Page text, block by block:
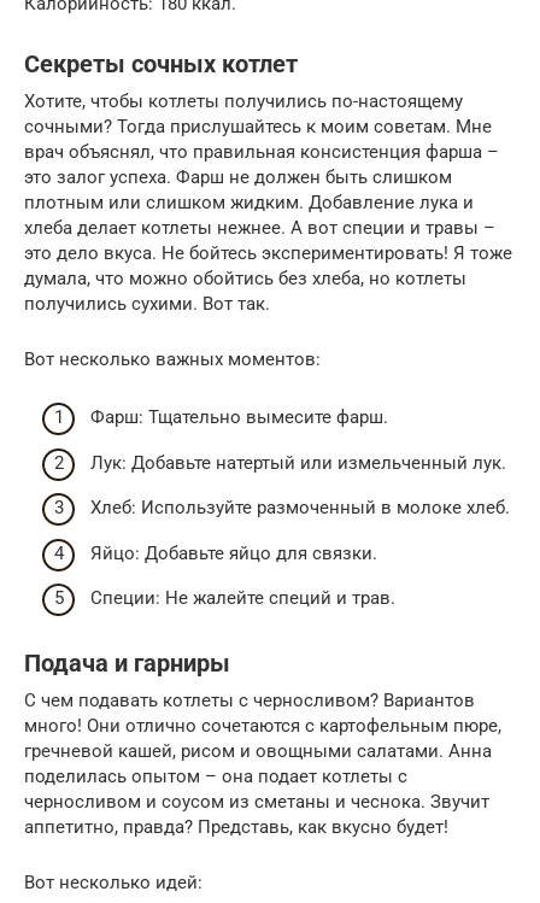
Секреты сочных котлет
Хотите, чтобы котлеты получились по-настоящему
сочными? Тогда прислушайтесь к моим советам. Мне
врач объяснял, что правильная консистенция фарша –
это залог успеха. Фарш не должен быть слишком
плотным или слишком жидким. Добавление лука и
хлеба делает котлеты нежнее. А вот специи и травы –
это дело вкуса. Не бойтесь экспериментировать! Я тоже
думала, что можно обойтись без хлеба, но котлеты
получились сухими. Вот так.
Вот несколько важных моментов:
Фарш: Тщательно вымесите фарш.
Лук: Добавьте натертый или измельченный лук.
Хлеб: Используйте размоченный в молоке хлеб.
Яйцо: Добавьте яйцо для связки.
Специи: Не жалейте специй и трав.
Подача и гарниры
С чем подавать котлеты с черносливом? Вариантов
много! Они отлично сочетаются с картофельным пюре,
гречневой кашей, рисом и овощными салатами. Анна
поделилась опытом – она подает котлеты с
черносливом и соусом из сметаны и чеснока. Звучит
аппетитно, правда? Представь, как вкусно будет!
Вот несколько идей: